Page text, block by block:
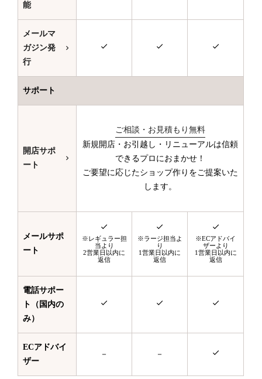
能
メールマ
ガジン発
行
サポート
開店サポ
ート
ご相談・お見積もり無料
新規開店・お引越し・リニューアルは信頼
できるプロにおまかせ！
ご要望に応じたショップ作りをご提案いた
します。
メールサポ
ート
※レギュラー担
当より
2営業日以内に
返信
※ラージ担当よ
り
1営業日以内に
返信
※ECアドバイ
ザーより
1営業日以内に
返信
電話サポー
ト（国内の
み）
ECアドバイ
ザー
－ －